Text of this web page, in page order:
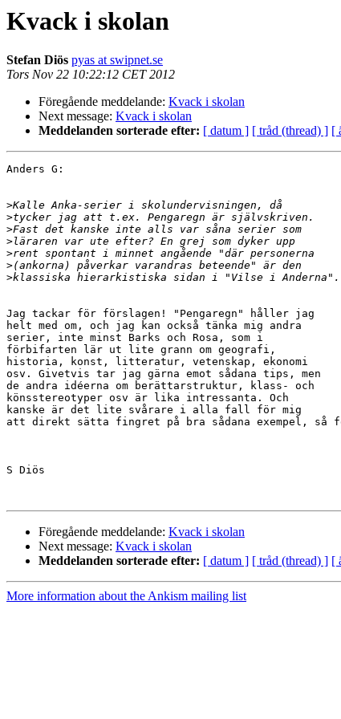
Kvack i skolan
Stefan Diös pyas at swipnet.se
Tors Nov 22 10:22:12 CET 2012
Föregående meddelande: Kvack i skolan
Next message: Kvack i skolan
Meddelanden sorterade efter: [ datum ] [ tråd (thread) ] [
Anders G:
>
>
>
>
>
>
>
Jag tackar för förslagen! "Pengaregn" håller jag
helt med om, och jag kan också tänka mig andra
serier, inte minst Barks och Rosa, som i
förbifarten lär ut lite grann om geografi,
historia, konst, litteratur, vetenskap, ekonomi
osv. Givetvis tar jag gärna emot sådana tips, men
de andra idéerna om berättarstruktur, klass- och
könsstereotyper osv är lika intressanta. Och
kanske är det lite svårare i alla fall för mig
att direkt sätta fingret på bra sådana exempel,
S Diös
Föregående meddelande: Kvack i skolan
Next message: Kvack i skolan
Meddelanden sorterade efter: [ datum ] [ tråd (thread) ] [
More information about the Ankism mailing list